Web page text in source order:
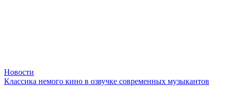
Новости
Классика немого кино в озвучке современных музыкантов